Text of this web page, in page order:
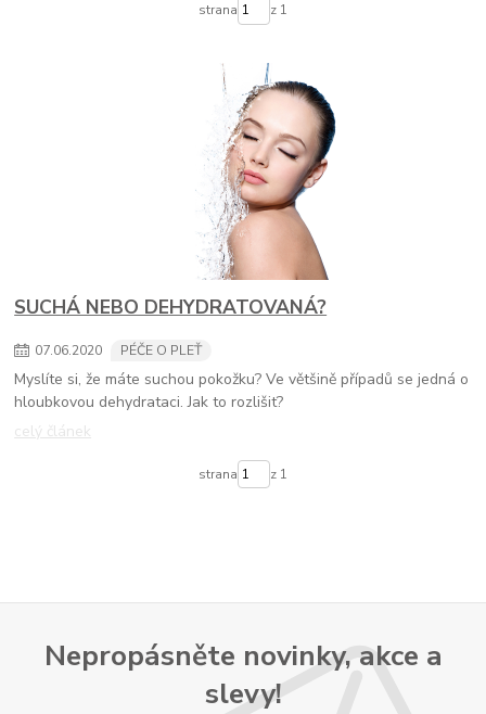
strana z 1
SUCHÁ NEBO DEHYDRATOVANÁ?
07.06.2020 PÉČE O PLEŤ
Myslíte si, že máte suchou pokožku? Ve většině případů se jedná o
hloubkovou dehydrataci. Jak to rozlišit?
celý článek
strana z 1
Nepropásněte novinky, akce a
slevy!